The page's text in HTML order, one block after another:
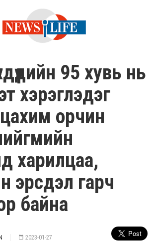
95 хувь нь
хэрэглэдэг
орчин
харилцаа,
эрсдэл гарч
байна
2023-01-27